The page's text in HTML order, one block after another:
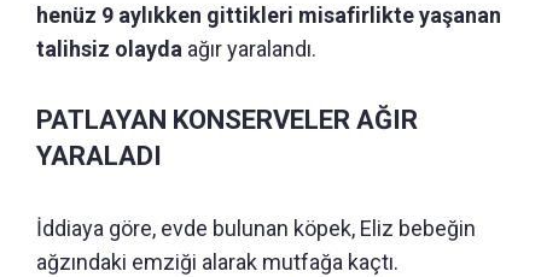
henüz 9 aylıkken gittikleri misafirlikte yaşanan
talihsiz olayda ağır yaralandı.
PATLAYAN KONSERVELER AĞIR
YARALADI
İddiaya göre, evde bulunan köpek, Eliz bebeğin
ağzındaki emziği alarak mutfağa kaçtı.